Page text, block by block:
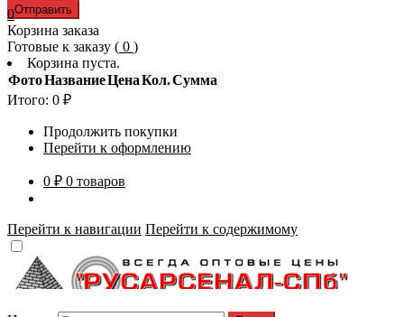
0
Корзина заказа
Готовые к заказу ( 0 )
Корзина пуста.
ФотоНазваниеЦенаКол.Сумма
Итого: 0 ₽
Продолжить покупки
Перейти к оформлению
0 ₽ 0 товаров
Перейти к навигации Перейти к содержимому